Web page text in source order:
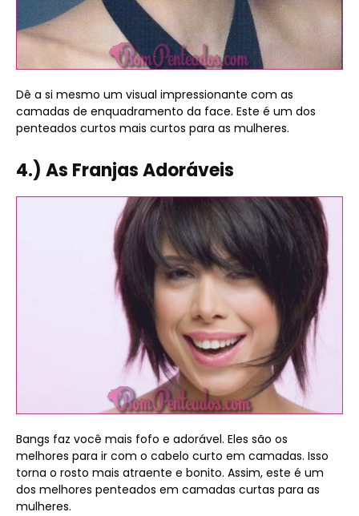
Dê a si mesmo um visual impressionante com as
camadas de enquadramento da face. Este é um dos
penteados curtos mais curtos para as mulheres.
4.) As Franjas Adoráveis
Bangs faz você mais fofo e adorável. Eles são os
melhores para ir com o cabelo curto em camadas. Isso
torna o rosto mais atraente e bonito. Assim, este é um
dos melhores penteados em camadas curtas para as
mulheres.